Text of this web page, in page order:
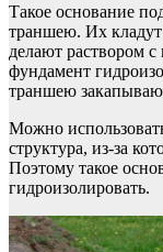
Такое основание
траншею. Их
делают раствором
фундамент
траншею
Можно
структура, из-за
Поэтому такое
гидроизолировать.